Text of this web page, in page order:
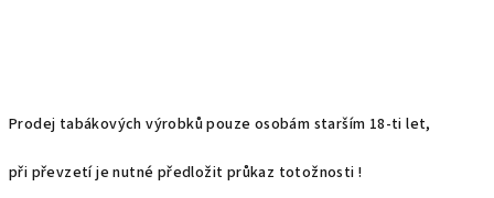
Prodej tabákových výrobků pouze osobám starším 18-ti let,
při převzetí je nutné předložit průkaz totožnosti !